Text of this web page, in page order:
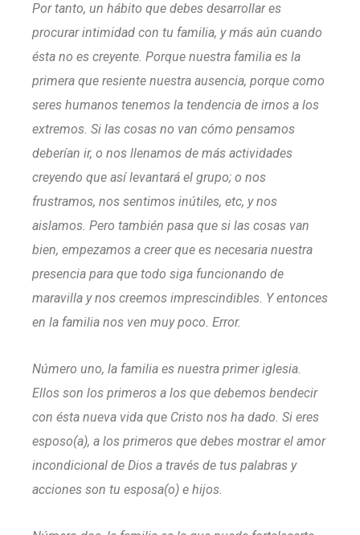
Por tanto, un hábito que debes desarrollar es
procurar intimidad con tu familia, y más aún cuando
ésta no es creyente. Porque nuestra familia es la
primera que resiente nuestra ausencia, porque como
seres humanos tenemos la tendencia de irnos a los
extremos. Si las cosas no van cómo pensamos
deberían ir, o nos llenamos de más actividades
creyendo que así levantará el grupo; o nos
frustramos, nos sentimos inútiles, etc, y nos
aislamos. Pero también pasa que si las cosas van
bien, empezamos a creer que es necesaria nuestra
presencia para que todo siga funcionando de
maravilla y nos creemos imprescindibles. Y entonces
en la familia nos ven muy poco. Error.
Número uno, la familia es nuestra primer iglesia.
Ellos son los primeros a los que debemos bendecir
con ésta nueva vida que Cristo nos ha dado. Si eres
esposo(a), a los primeros que debes mostrar el amor
incondicional de Dios a través de tus palabras y
acciones son tu esposa(o) e hijos.